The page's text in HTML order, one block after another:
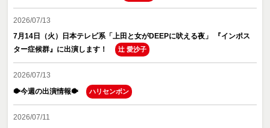
2026/07/13
7月14日（火）日本テレビ系「上田と女がDEEPに吠える夜」 『インポス
ター症候群』に出演します！
辻 愛沙子
2026/07/13
🐡今週の出演情報🐡
ハリセンボン
2026/07/11